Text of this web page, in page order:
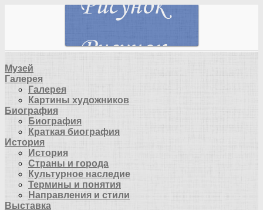
Музей
Галерея
Галерея
Картины художников
Биография
Биография
Краткая биография
История
История
Страны и города
Культурное наследие
Термины и понятия
Направления и стили
Выставка